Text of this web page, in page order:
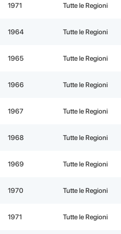
1971 Tutte le Regioni
1964 Tutte le Regioni
1965 Tutte le Regioni
1966 Tutte le Regioni
1967 Tutte le Regioni
1968 Tutte le Regioni
1969 Tutte le Regioni
1970 Tutte le Regioni
1971 Tutte le Regioni